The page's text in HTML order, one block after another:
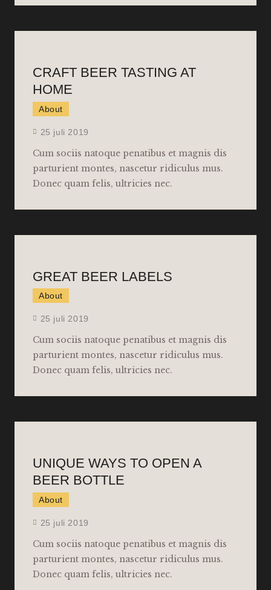
CRAFT BEER TASTING AT
HOME
About
25 juli 2019
Cum sociis natoque penatibus et magnis dis
parturient montes, nascetur ridiculus mus.
Donec quam felis, ultricies nec.
GREAT BEER LABELS
About
25 juli 2019
Cum sociis natoque penatibus et magnis dis
parturient montes, nascetur ridiculus mus.
Donec quam felis, ultricies nec.
UNIQUE WAYS TO OPEN A
BEER BOTTLE
About
25 juli 2019
Cum sociis natoque penatibus et magnis dis
parturient montes, nascetur ridiculus mus.
Donec quam felis, ultricies nec.